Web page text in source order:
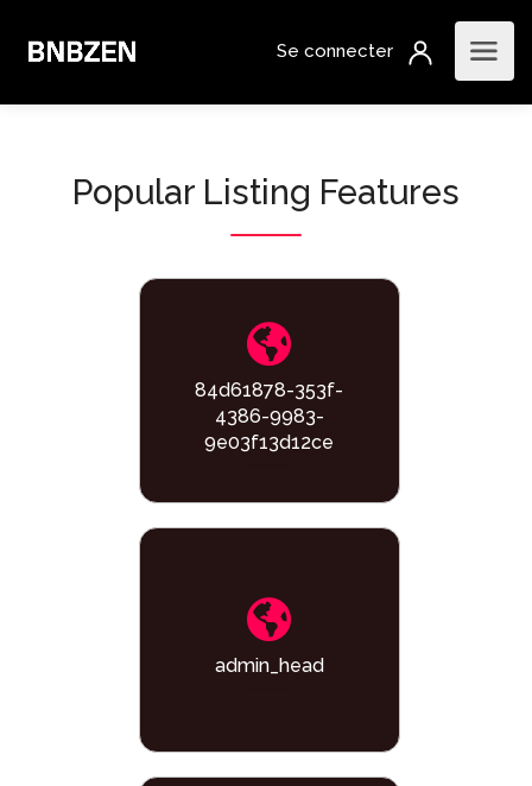
Popular Listing Features
84d61878-353f-
4386-9983-
9e03f13d12ce
admin_head